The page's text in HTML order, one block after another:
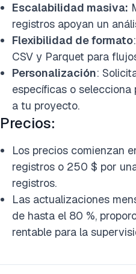
Escalabilidad masiva:
registros apoyan un
Flexibilidad de formato
CSV y Parquet para
Personalización:
específicas o
a tu proyecto.
Precios:
Los precios comienzan
registros o 250 $ por
registros.
Las actualizaciones
de hasta el 80 %,
rentable para la